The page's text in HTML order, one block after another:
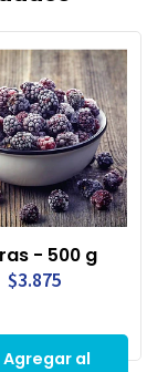
- 500 g
$3.875
Agregar al